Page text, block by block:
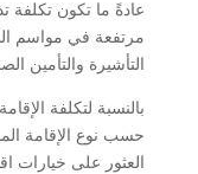
عادةً ما تكون تكلفة
مرتفعة في مواسم
التأشيرة والتأمين
بالنسبة لتكلفة
حسب نوع الإقامة
العثور على خيارات